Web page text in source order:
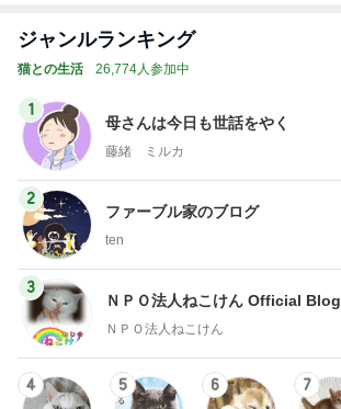
ジャンルランキング
猫との生活 26,774人参加中
1
母さんは今日も世話をやく
藤緒 ミルカ
2
ファーブル家のブログ
ten
3
ＮＰＯ法人ねこけん Official Blog
ＮＰＯ法人ねこけん
4 5 6 7